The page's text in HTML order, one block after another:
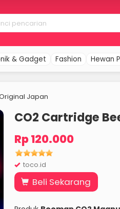
& Gadget Fashion Hewan
Japan
CO2 Cartridge
Rp 120.000
toco.id
Beli Sekarang